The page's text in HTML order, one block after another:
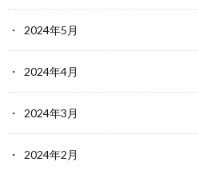
2024年5月
2024年4月
2024年3月
2024年2月